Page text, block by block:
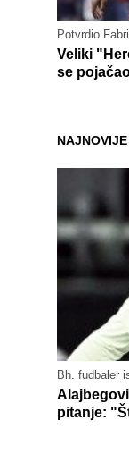
Potvrdio
Veliki
se
Bh. fudbaler
pitanje: